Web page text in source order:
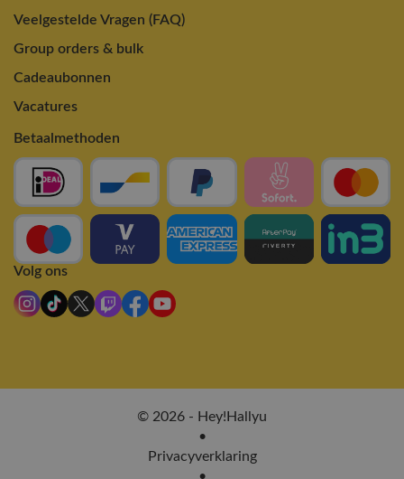
Veelgestelde Vragen (FAQ)
Group orders & bulk
Cadeaubonnen
Vacatures
Betaalmethoden
Volg ons
© 2026 - Hey!Hallyu
•
Privacyverklaring